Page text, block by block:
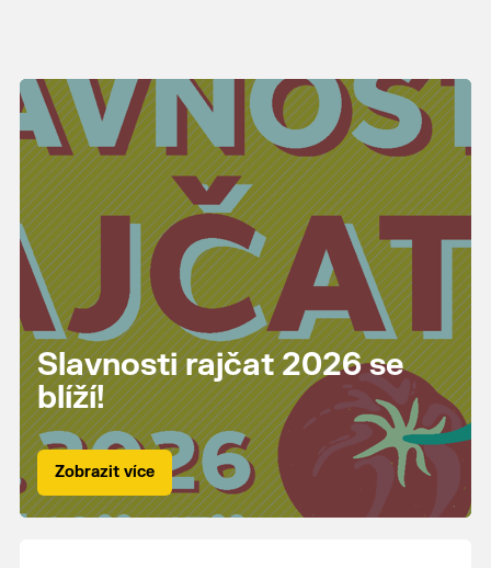
Slavnosti rajčat 2026 se
blíží!
Zobrazit více